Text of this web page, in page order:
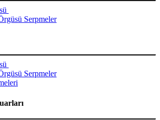
Serpmeler
Serpmeler